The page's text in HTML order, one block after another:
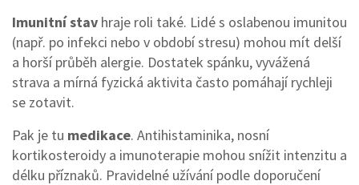
Imunitní stav hraje roli také. Lidé s oslabenou imunitou
(např. po infekci nebo v období stresu) mohou mít delší
a horší průběh alergie. Dostatek spánku, vyvážená
strava a mírná fyzická aktivita často pomáhají rychleji
se zotavit.
Pak je tu medikace. Antihistaminika, nosní
kortikosteroidy a imunoterapie mohou snížit intenzitu a
délku příznaků. Pravidelné užívání podle doporučení